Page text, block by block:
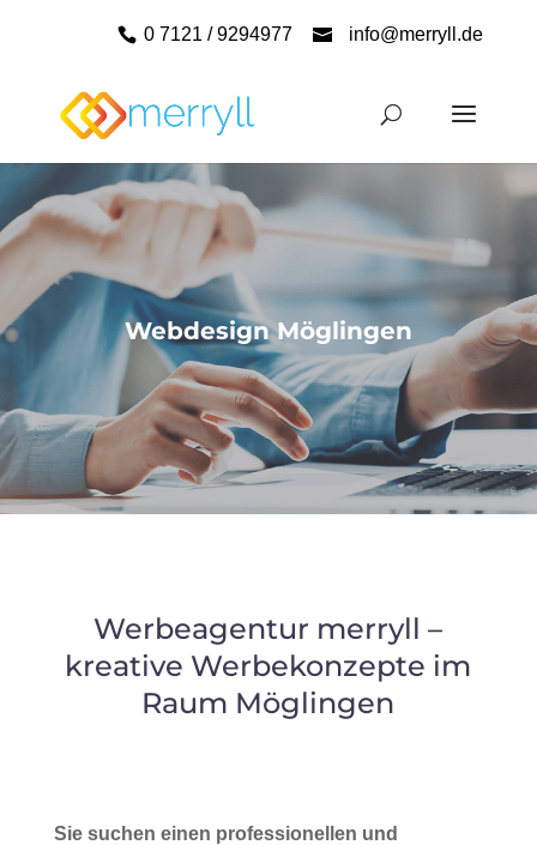
0 7121 / 9294977 info@merryll.de
Webdesign Möglingen
Werbeagentur merryll –
kreative Werbekonzepte im
Raum Möglingen
Sie suchen einen professionellen und